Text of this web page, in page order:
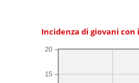
Incidenza di giovani
15
20